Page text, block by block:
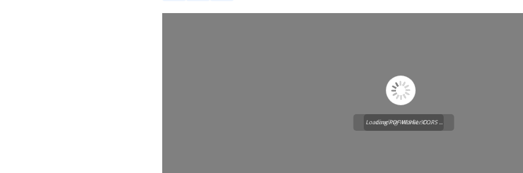
Loading WEBGL 3D ...
Loading PDF Worker CORS ...